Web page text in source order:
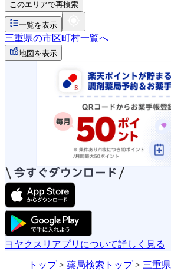
このエリアで再検索
一覧を表示
三重県の市区町村一覧へ
地図を表示
ヨヤクスリアプリについて詳しく見る
トップ> 薬局検索トップ> 三重県